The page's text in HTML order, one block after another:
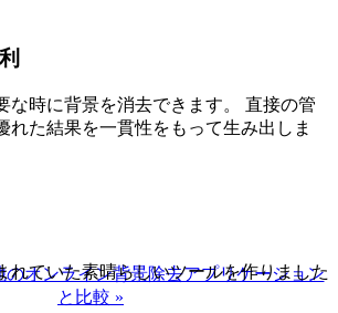
な時に背景を消去できます。 直接の管
れた結果を一貫性をもって生み出しま
のオンライン背景除去アプリケーション
と比較 »
れていた素晴らしいツールを作りました